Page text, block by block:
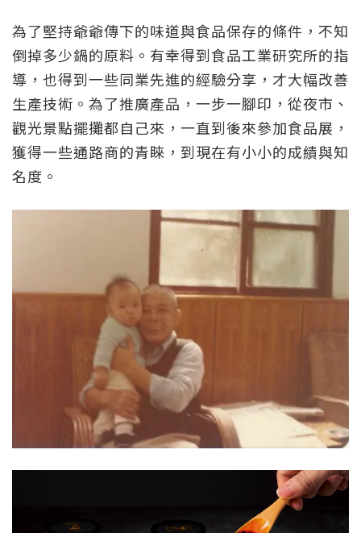
為了堅持爺爺傳下的味道與食品保存的條件，不知
倒掉多少鍋的原料。有幸得到食品工業研究所的指
導，也得到一些同業先進的經驗分享，才大幅改善
生產技術。為了推廣產品，一步一腳印，從夜市、
觀光景點擺攤都自己來，一直到後來參加食品展，
獲得一些通路商的青睞，到現在有小小的成績與知
名度。